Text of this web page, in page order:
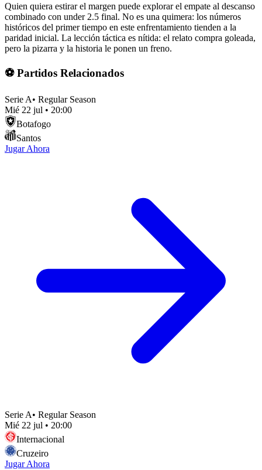
Quien quiera estirar el margen puede explorar el empate al descanso
combinado con under 2.5 final. No es una quimera: los números
históricos del primer tiempo en este enfrentamiento tienden a la
paridad inicial. La lección táctica es nítida: el relato compra goleada,
pero la pizarra y la historia le ponen un freno.
⚽ Partidos Relacionados
Serie A• Regular Season
Mié 22 jul • 20:00
Botafogo
Santos
Jugar Ahora
Serie A• Regular Season
Mié 22 jul • 20:00
Internacional
Cruzeiro
Jugar Ahora